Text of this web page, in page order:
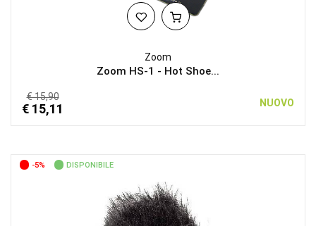
Zoom
Zoom HS-1 - Hot Shoe...
€ 15,90
€ 15,11 NUOVO
-5% DISPONIBILE